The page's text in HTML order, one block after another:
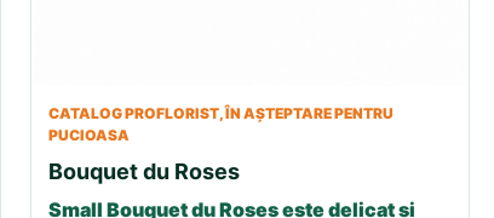
CATALOG PROFLORIST, ÎN AȘTEPTARE PENTRU
PUCIOASA
Bouquet du Roses
Small Bouquet du Roses este delicat și